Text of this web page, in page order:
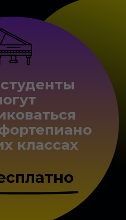
классах